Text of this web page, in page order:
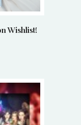
Wishlist!